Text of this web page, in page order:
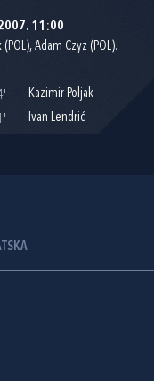
11:00
Adam Czyz (POL).
Kazimir Poljak
Ivan Lendrić